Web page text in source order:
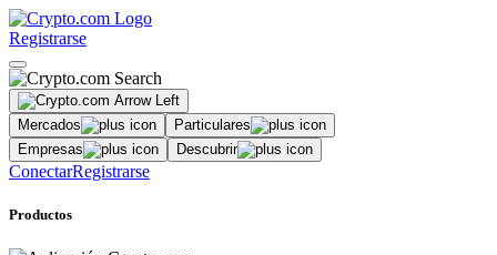
Registrarse
Mercados
Particulares
Empresas
Descubrir
ConectarRegistrarse
Productos